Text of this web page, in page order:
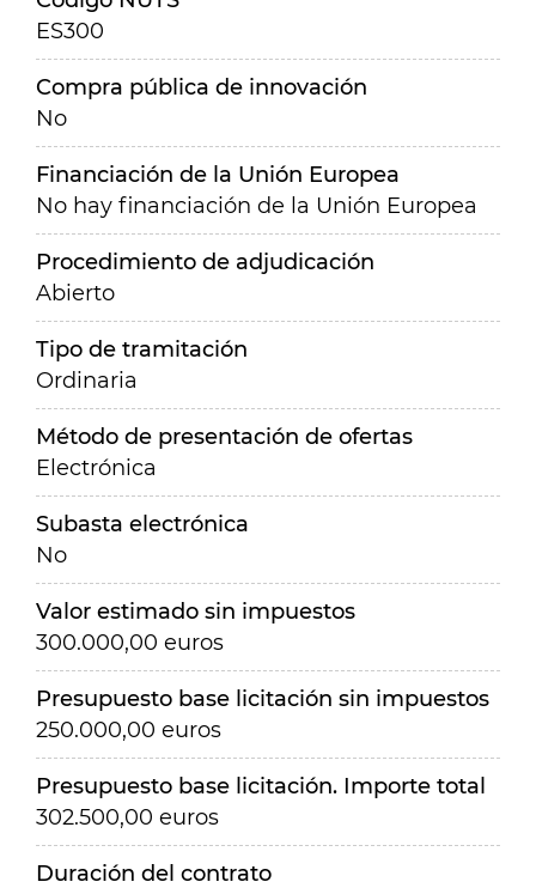
ES300
Compra pública de innovación
No
Financiación de la Unión Europea
No hay financiación de la Unión Europea
Procedimiento de adjudicación
Abierto
Tipo de tramitación
Ordinaria
Método de presentación de ofertas
Electrónica
Subasta electrónica
No
Valor estimado sin impuestos
300.000,00 euros
Presupuesto base licitación sin impuestos
250.000,00 euros
Presupuesto base licitación. Importe total
302.500,00 euros
Duración del contrato